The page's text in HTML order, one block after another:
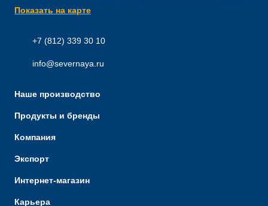
Показать на карте
+7 (812) 339 30 10
info@severnaya.ru
Наше производство
Продукты и бренды
Компания
Экспорт
Интернет-магазин
Карьера